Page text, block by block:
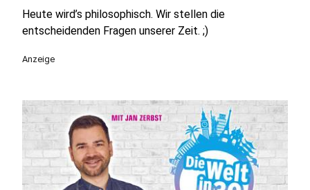
Heute wird’s philosophisch. Wir stellen die
entscheidenden Fragen unserer Zeit. ;)
Anzeige